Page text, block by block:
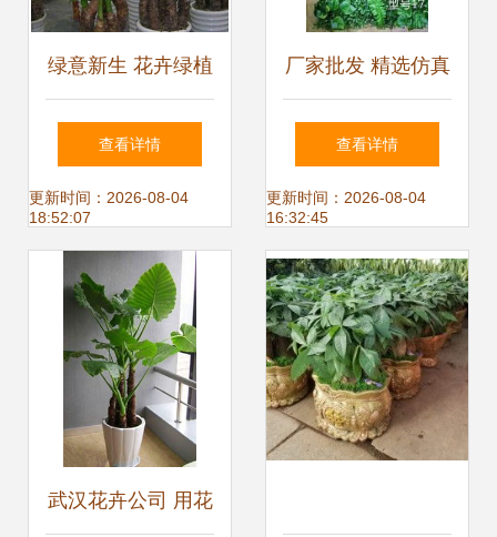
绿意新生 花卉绿植
零售批发与租摆业
务的繁荣之路
查看详情
更新时间：2026-08-04
18:52:07
厂家批发 精选仿真
植物与人造草坪，
重庆鲜花绿植的新
选择
查看详情
更新时间：2026-08-04
16:32:45
武汉花卉公司 用花